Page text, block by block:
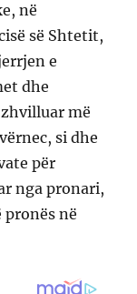
në
së Shtetit,
e
dhe
më
si dhe
për
nga pronari,
në